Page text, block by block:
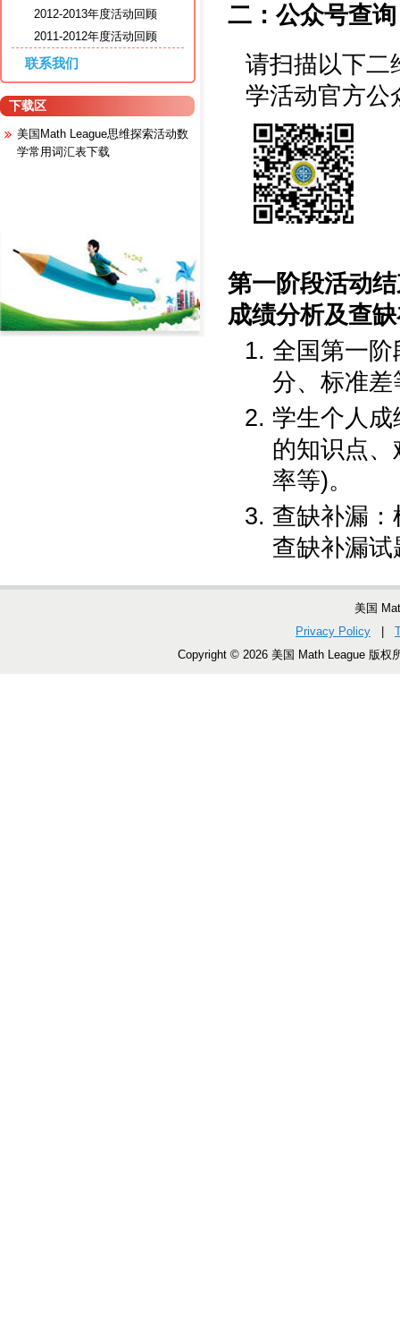
2012-2013年度活动回顾
2011-2012年度活动回顾
联系我们
下载区
美国Math League思维探索活动数
学常用词汇表下载
二：公众号查询
请扫描以下二
学活动官方公
第一阶段活动
成绩分析及查
全国第一
分、标准差
学生个人
的知识点
率等)。
查缺补漏
查缺补漏试
美国
Privacy Policy
Copyright © 2026 美国 Math League 版